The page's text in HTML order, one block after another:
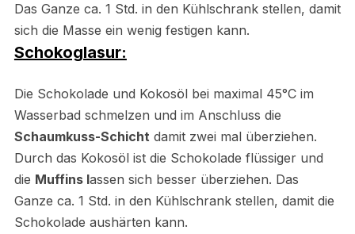
Das Ganze ca. 1 Std. in den Kühlschrank stellen, damit
sich die Masse ein wenig festigen kann.
Schokoglasur:
Die Schokolade und Kokosöl bei maximal 45°C im
Wasserbad schmelzen und im Anschluss die
Schaumkuss-Schichtdamit zwei mal überziehen.
Durch das Kokosöl ist die Schokolade flüssiger und
die Muffins lassen sich besser überziehen. Das
Ganze ca. 1 Std. in den Kühlschrank stellen, damit die
Schokolade aushärten kann.